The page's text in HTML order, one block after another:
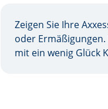
Zeigen Sie Ihre
oder
mit ein wenig Glück